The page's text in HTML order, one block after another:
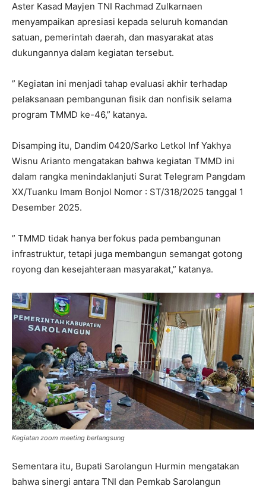
Aster Kasad Mayjen TNI Rachmad Zulkarnaen
menyampaikan apresiasi kepada seluruh komandan
satuan, pemerintah daerah, dan masyarakat atas
dukungannya dalam kegiatan tersebut.
” Kegiatan ini menjadi tahap evaluasi akhir terhadap
pelaksanaan pembangunan fisik dan nonfisik selama
program TMMD ke-46,” katanya.
Disamping itu, Dandim 0420/Sarko Letkol Inf Yakhya
Wisnu Arianto mengatakan bahwa kegiatan TMMD ini
dalam rangka menindaklanjuti Surat Telegram Pangdam
XX/Tuanku Imam Bonjol Nomor : ST/318/2025 tanggal 1
Desember 2025.
” TMMD tidak hanya berfokus pada pembangunan
infrastruktur, tetapi juga membangun semangat gotong
royong dan kesejahteraan masyarakat,” katanya.
Kegiatan zoom meeting berlangsung
Sementara itu, Bupati Sarolangun Hurmin mengatakan
bahwa sinergi antara TNI dan Pemkab Sarolangun